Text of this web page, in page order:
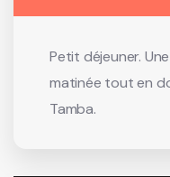
Petit déjeuner.
matinée tout en
Tamba.